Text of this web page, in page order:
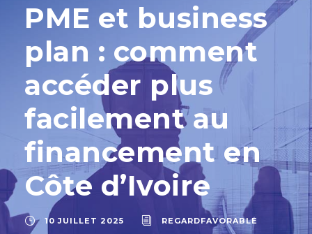
PME et business
plan : comment
accéder plus
facilement au
financement en
Côte d’Ivoire
10 JUILLET 2025
REGARDFAVORABLE